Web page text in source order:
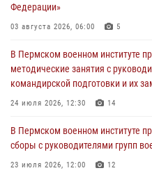
Федерации»
03 августа 2026, 06:00 5
В Пермском военном институте
методические занятия с
командирской подготовки и их
24 июля 2026, 12:30 14
В Пермском военном институте
сборы с руководителями групп
23 июля 2026, 12:00 12